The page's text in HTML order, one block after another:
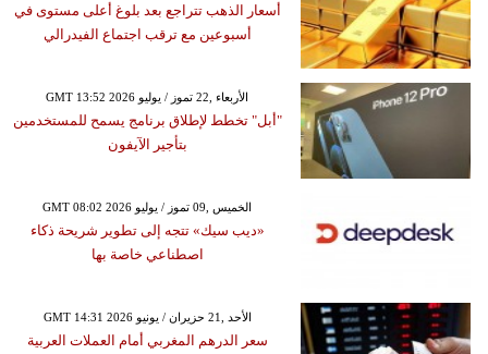
أسعار الذهب تتراجع بعد بلوغ أعلى مستوى في
أسبوعين مع ترقب اجتماع الفيدرالي
GMT 13:52 2026 الأربعاء ,22 تموز / يوليو
"أبل" تخطط لإطلاق برنامج يسمح للمستخدمين
بتأجير الآيفون
GMT 08:02 2026 الخميس ,09 تموز / يوليو
«ديب سيك» تتجه إلى تطوير شريحة ذكاء
اصطناعي خاصة بها
GMT 14:31 2026 الأحد ,21 حزيران / يونيو
سعر الدرهم المغربي أمام العملات العربية